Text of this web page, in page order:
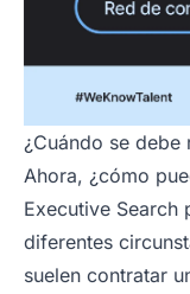
¿Cuándo se debe
Ahora, ¿cómo
Executive Search
diferentes
suelen contratar